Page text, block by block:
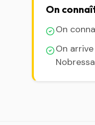
On
On
On